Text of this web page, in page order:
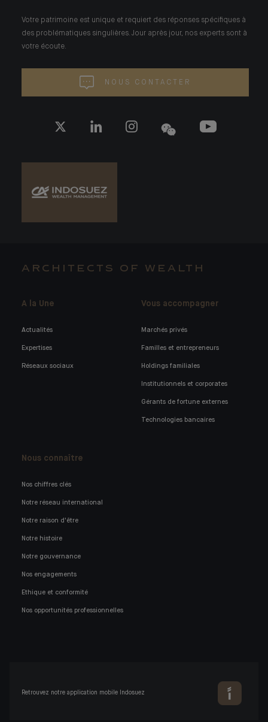
Votre patrimoine est unique et requiert des réponses spécifiques à
des problématiques singulières. Jour après jour, nos experts sont à
votre écoute.
NOUS CONTACTER
ARCHITECTS OF WEALTH
A la Une
Actualités
Expertises
Réseaux sociaux
Vous accompagner
Marchés privés
Familles et entrepreneurs
Holdings familiales
Institutionnels et corporates
Gérants de fortune externes
Technologies bancaires
Nous connaître
Nos chiffres clés
Notre réseau international
Notre raison d'être
Notre histoire
Notre gouvernance
Nos engagements
Ethique et conformité
Nos opportunités professionnelles
Retrouvez notre application mobile Indosuez